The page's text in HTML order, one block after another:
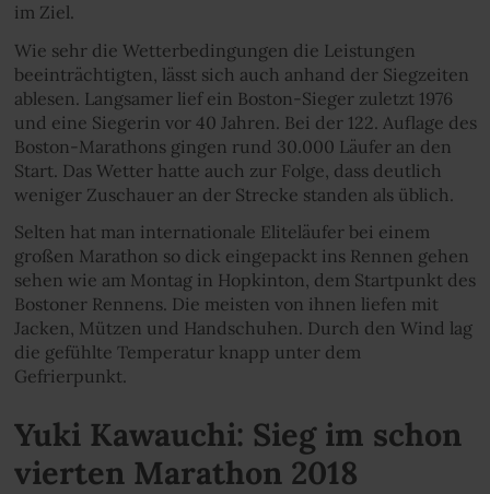
im Ziel.
Wie sehr die Wetterbedingungen die Leistungen
beeinträchtigten, lässt sich auch anhand der Siegzeiten
ablesen. Langsamer lief ein Boston-Sieger zuletzt 1976
und eine Siegerin vor 40 Jahren. Bei der 122. Auflage des
Boston-Marathons gingen rund 30.000 Läufer an den
Start. Das Wetter hatte auch zur Folge, dass deutlich
weniger Zuschauer an der Strecke standen als üblich.
Selten hat man internationale Eliteläufer bei einem
großen Marathon so dick eingepackt ins Rennen gehen
sehen wie am Montag in Hopkinton, dem Startpunkt des
Bostoner Rennens. Die meisten von ihnen liefen mit
Jacken, Mützen und Handschuhen. Durch den Wind lag
die gefühlte Temperatur knapp unter dem
Gefrierpunkt.
Yuki Kawauchi: Sieg im schon
vierten Marathon 2018